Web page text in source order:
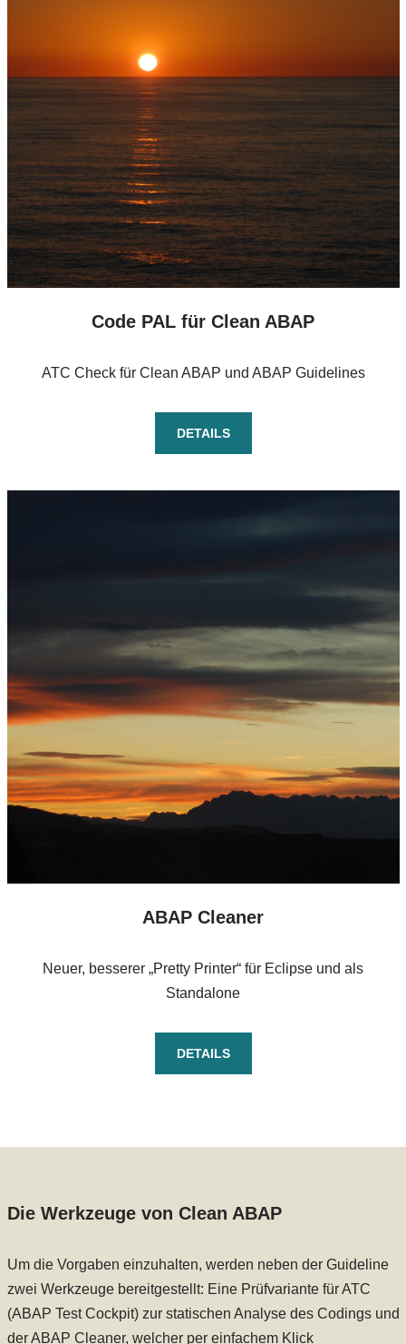
Code PAL für Clean ABAP
ATC Check für Clean ABAP und ABAP Guidelines
DETAILS
ABAP Cleaner
Neuer, besserer „Pretty Printer“ für Eclipse und als
Standalone
DETAILS
Die Werkzeuge von Clean ABAP
Um die Vorgaben einzuhalten, werden neben der Guideline
zwei Werkzeuge bereitgestellt: Eine Prüfvariante für ATC
(ABAP Test Cockpit) zur statischen Analyse des Codings und
der ABAP Cleaner, welcher per einfachem Klick